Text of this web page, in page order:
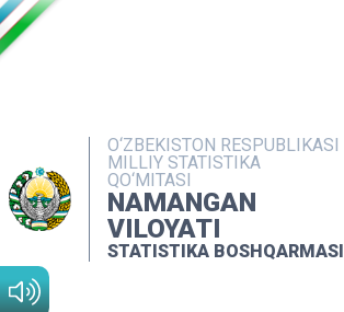
O‘ZBEKISTON RESPUBLIKASI
MILLIY STATISTIKA
QO‘MITASI
NAMANGAN
VILOYATI
STATISTIKA BOSHQARMASI
NASHRLAR
INTERAKTIV XIZMATLAR
MATBUOT XIZMATI
MUROJAATLAR